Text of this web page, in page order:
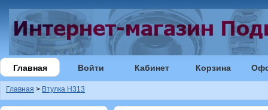
Главная Войти Кабинет Корзина
Главная > Втулка H313